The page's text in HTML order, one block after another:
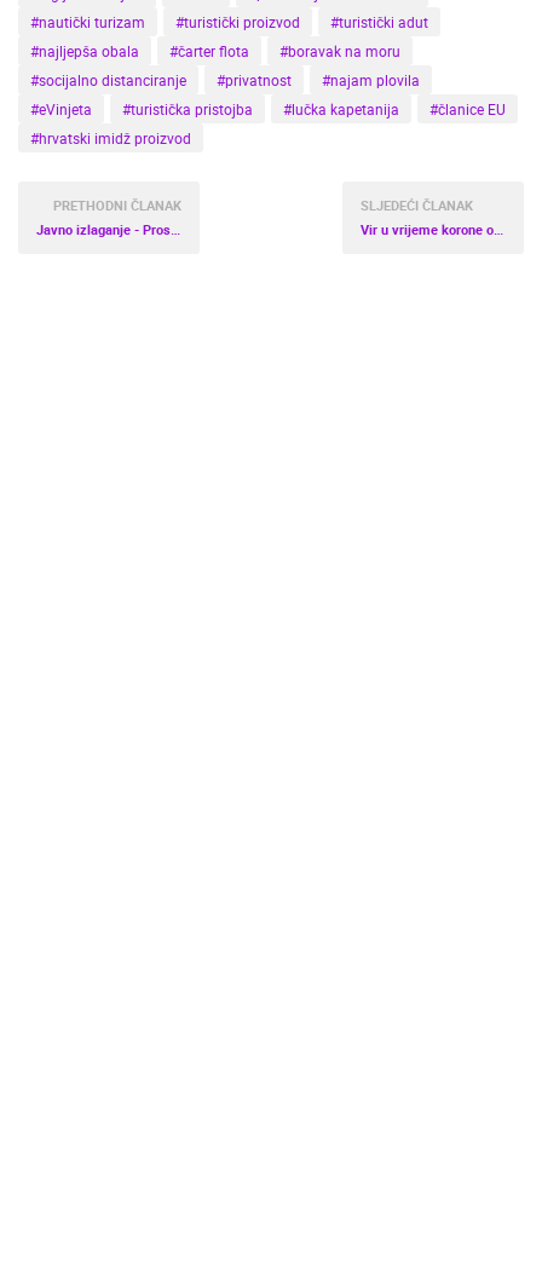
#nautički turizam
#turistički proizvod
#turistički adut
#najljepša obala
#čarter flota
#boravak na moru
#socijalno distanciranje
#privatnost
#najam plovila
#eVinjeta
#turistička pristojba #lučka kapetanija
#članice EU
#hrvatski imidž proizvod
PRETHODNI ČLANAK
Javno izlaganje - Prostorni plan Općine Brela
SLJEDEĆI ČLANAK
Vir u vrijeme korone obara turističke rekorde